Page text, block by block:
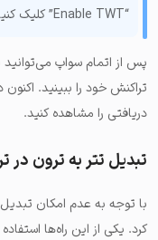
“Enable TWT” کلیک کنیم.
تراکنش خود را ببینید.
دریافتی را مشاهده کنید.
تبدیل تتر به ترون در
با توجه به عدم امکان